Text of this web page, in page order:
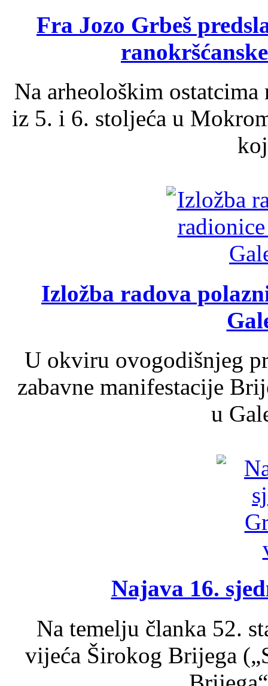
Fra Jozo Grbeš
Na arheološkim
iz 5. i 6. stoljeća u
Izložba radova
U okviru ovogodišnjeg
zabavne manifestacije
u
Najava 16.
Na temelju članka 52.
vijeća Širokog Brijega